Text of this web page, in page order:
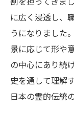
に広く浸透し、
うになりました
景に応じて形や
の中心にあり続
史を通して理解
日本の霊的伝統